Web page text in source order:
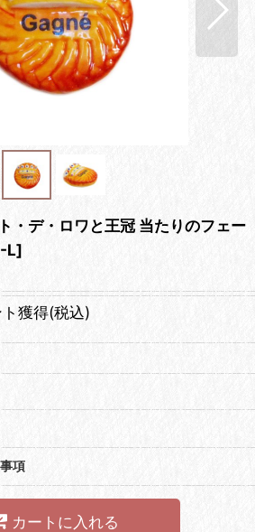
・デ・ロワと王冠 当たりのフェー
L]
獲得(税込)
項
カートに入れる